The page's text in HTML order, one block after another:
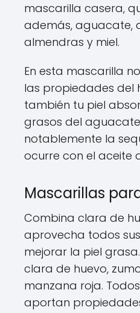
mascarilla casera,
además, aguacate,
almendras y miel.
En esta mascarilla
las propiedades del
también tu piel
grasos del
notablemente la
ocurre con el aceite
Mascarillas
Combina clara de
aprovecha todos
mejorar la piel
clara de huevo,
manzana roja.
aportan